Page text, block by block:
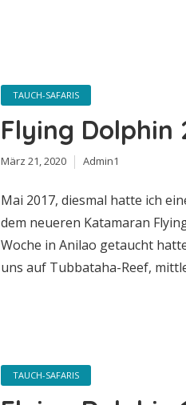
TAUCH-SAFARIS
Flying Dolphin
März 21, 2020 Admin1
Mai 2017, diesmal hatte ich
dem neueren Katamaran
Woche in Anilao getaucht
uns auf Tubbataha-Reef,
TAUCH-SAFARIS